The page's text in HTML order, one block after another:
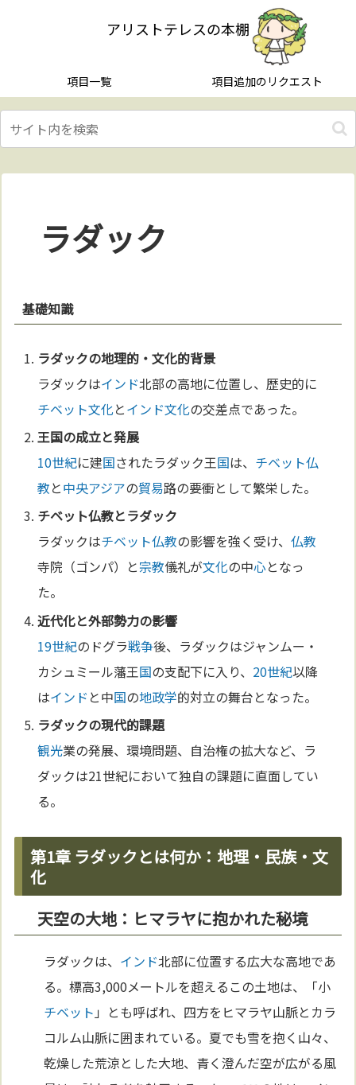
アリストテレスの本棚
項目一覧 項目追加のリクエスト
ラダック
基礎知識
ラダックの地理的・文化的背景
ラダックはインド北部の高地に位置し、歴史的に
チベット文化とインド文化の交差点であった。
王国の成立と発展
10世紀に建国されたラダック王国は、 チベット仏
教と中央アジアの貿易路の要衝として繁栄した。
チベット仏教とラダック
ラダックはチベット仏教の影響を強く受け、仏教
寺院（ゴンパ）と宗教儀礼が文化の中心となっ
た。
近代化と外部勢力の影響
19世紀のドグラ戦争後、ラダックはジャンムー・
カシュミール藩王国の支配下に入り、 20世紀以降
はインド と中国の地政学的対立の舞台となった。
ラダックの現代的課題
観光業の発展、環境問題、自治権の拡大など、ラ
ダックは21世紀において独自の課題に直面してい
る。
第1章 ラダックとは何か：地理・民族・文
化
天空の大地：ヒマラヤに抱かれた秘境
ラダックは、 インド北部に位置する広大な高地であ
る。標高3,000メートルを超えるこの土地は、「小
チベット 」とも呼ばれ、四方をヒマラヤ山脈とカラ
コルム山脈に囲まれている。夏でも雪を抱く山々、
乾燥した荒涼とした大地、青く澄んだ空が広がる風